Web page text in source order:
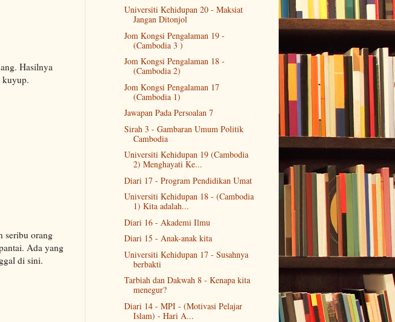
Hasilnya
kuyup.
seribu orang
Ada yang
di sini.
Universiti Kehidupan 20 - Maksiat
Jangan Ditonjol
Jom Kongsi Pengalaman 19 -
(Cambodia 3 )
Jom Kongsi Pengalaman 18 -
(Cambodia 2)
Jom Kongsi Pengalaman 17
(Cambodia 1)
Jawapan Pada Persoalan 7
Sirah 3 - Gambaran Umum Politik
Cambodia
Universiti Kehidupan 19 (Cambodia
2) Menghayati Ke...
Diari 17 - Program Pendidikan Umat
Universiti Kehidupan 18 - (Cambodia
1) Kita adalah...
Diari 16 - Akademi Ilmu
Diari 15 - Anak-anak kita
Universiti Kehidupan 17 - Susahnya
berbakti
Tarbiah dan Dakwah 8 - Kenapa kita
menegur?
Diari 14 - MPI - (Motivasi Pelajar
Islam) - Hari A...